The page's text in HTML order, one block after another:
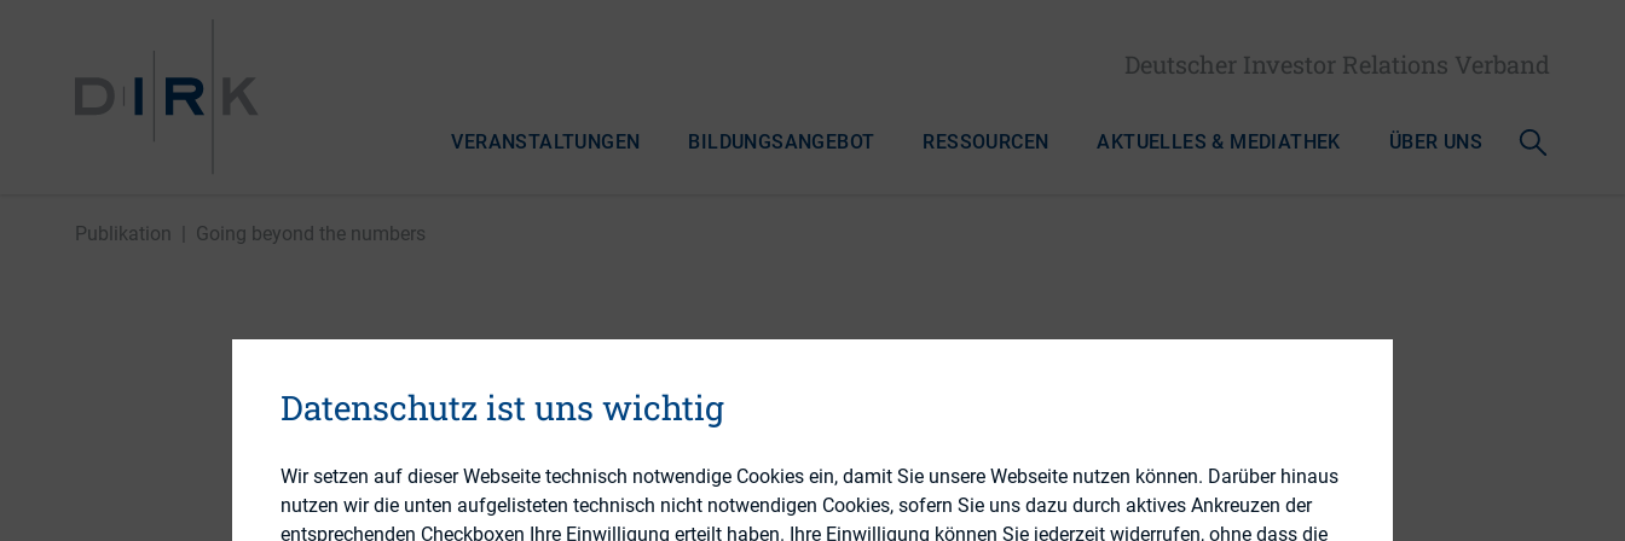
Deutscher Investor Relations Verband
VERANSTALTUNGEN BILDUNGSANGEBOT RESSOURCEN AKTUELLES & MEDIATHEK ÜBER UNS
Publikation Going beyond the numbers
Going beyond the numbers
12. Oktober 2015
Datenschutz ist uns wichtig
Wir setzen auf dieser Webseite technisch notwendige Cookies ein, damit Sie unsere Webseite nutzen können. Darüber hinaus
nutzen wir die unten aufgelisteten technisch nicht notwendigen Cookies, sofern Sie uns dazu durch aktives Ankreuzen der
entsprechenden Checkboxen Ihre Einwilligung erteilt haben. Ihre Einwilligung können Sie jederzeit widerrufen, ohne dass die